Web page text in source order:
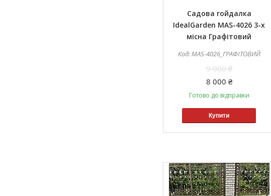
Садова гойдалка
IdealGarden MAS-4026 3-х
місна Графітовий
MAS-4026_ГРАФІТОВИЙ
9 000 ₴
8 000 ₴
Готово до відправки
Купити